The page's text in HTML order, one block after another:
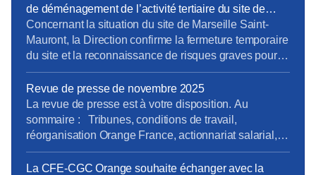
pour élaborer un cahier des charges rigoureux,
destiné à prendre en compte les besoins terrain
spécifiques de […]
de déménagement de l’activité tertiaire du site de
Marseille Saint-Mauront
Concernant la situation du site de Marseille Saint-
Mauront, la Direction confirme la fermeture temporaire
du site et la reconnaissance de risques graves pour la
sécurité des salariés, mais ne répond pas à
l’exigence essentielle formulée par la CFE-CGC
Orange : une décision claire et définitive sur le non-
retour des activités tertiaires. {loadmoduleid 245}
reponse_courrier_cfe-cgc_saint-mauront_9janv26.pdf
Revue de presse de novembre 2025
La revue de presse est à votre disposition. Au
sommaire : Tribunes, conditions de travail,
réorganisation Orange France, actionnariat salarial,
vente SFR, opérateurs satellitaires. Pour la consulter :
revue de presse de novembre Pour vous abonner
La CFE-CGC Orange souhaite échanger avec la